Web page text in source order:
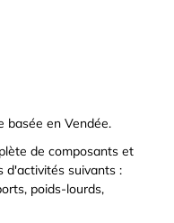
basée en Vendée.
de composants et
d'activités suivants :
poids-lourds,